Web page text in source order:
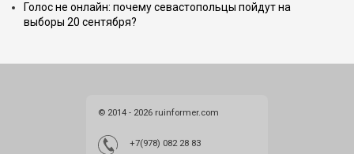
Голос не онлайн: почему севастопольцы пойдут на
выборы 20 сентября?
© 2014 - 2026 ruinformer.com
+7(978) 082 28 83